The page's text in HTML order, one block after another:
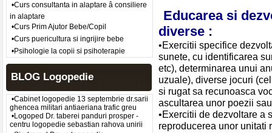
•Curs consultanta in alaptare â consiliere
in alaptare
•Curs Prim Ajutor Bebe/Copil
•Curs puericultura si ingrijire bebe
•Psihologie la copii si psihoterapie
BLOG Logopedie
•Cabinet logopedie 13 septembrie dr.sarii
ghencea militari antiaeriana trafic greu
•Logoped Dr. taberei panduri prosper -
centru logopedie sebastian rahova unirii
Educarea si
diverse :
•Exercitii specifice
sunete, cu identificarea
etc), determinarea unui
uzuale), diverse jocuri
si rugat sa recunoasca
ascultarea unor poezii
•Exercitii de dezvoltare a
reproducerea unor unitati